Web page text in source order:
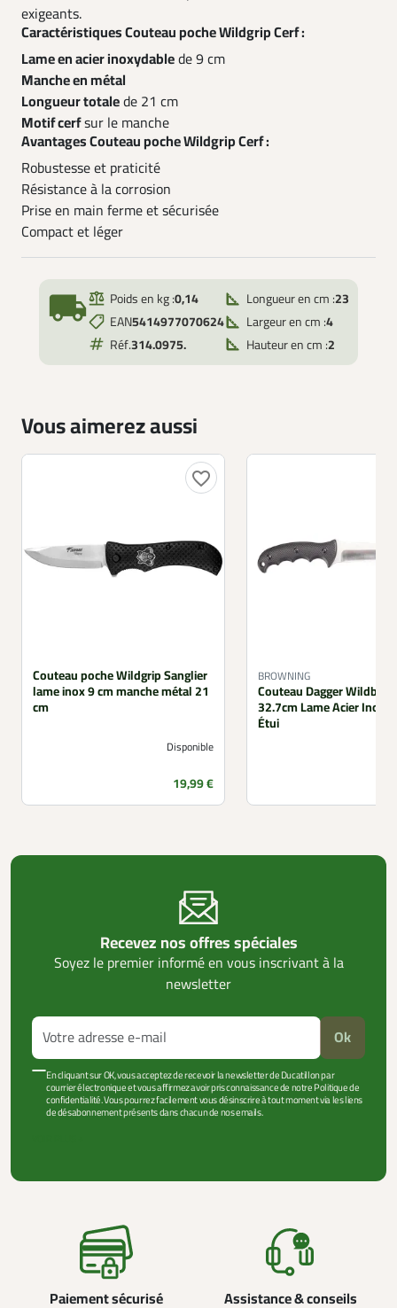
exigeants.
Caractéristiques Couteau poche Wildgrip Cerf :
Lame en acier inoxydablede 9 cm
Manche en métal
Longueur totalede 21 cm
Motif cerfsur le manche
Avantages Couteau poche Wildgrip Cerf :
Robustesse et praticité
Résistance à la corrosion
Prise en main ferme et sécurisée
Compact et léger
local_shipping Poids en kg :0,14
EAN5414977070624
Réf.314.0975.
Longueur en cm :23
Largeur en cm :4
Hauteur en cm :2
Vous aimerez aussi
favorite_border
Couteau poche Wildgrip Sanglier
lame inox 9 cm manche métal 21
cm
Disponible
Prix
19,99 €
BROWNING
Couteau Dagger
32.7cm Lame Acier Inox
Étui
Recevez nos offres spéciales
Soyez le premier informé en vous inscrivant à la
newsletter
Ok
En cliquant sur OK, vous acceptez de recevoir la newsletter de Ducatillon par
courrier électronique et vous affirmez avoir pris connaissance de notre Politique de
confidentialité. Vous pourrez facilement vous désinscrire à tout moment via les liens
de désabonnement présents dans chacun de nos emails.
Paiement sécurisé Assistance & conseils